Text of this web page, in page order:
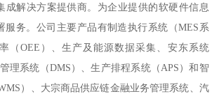
成解决方案提供商。为企业提供的软硬件信息
服务。公司主要产品有制造执行系统（MES系
（OEE）、生产及能源数据采集、安东系统
理系统（DMS）、生产排程系统（APS）和智
）、大宗商品供应链金融业务管理系统、汽